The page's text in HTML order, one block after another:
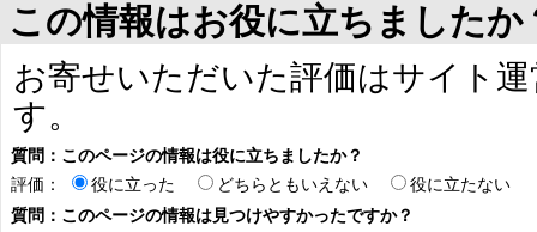
この情報はお役に立ちましたか
お寄せいただいた評価はサイト
す。
質問：このページの情報は役に立ちましたか？
評価：
役に立った どちらともいえない
役に立たない
質問：このページの情報は見つけやすかったですか？